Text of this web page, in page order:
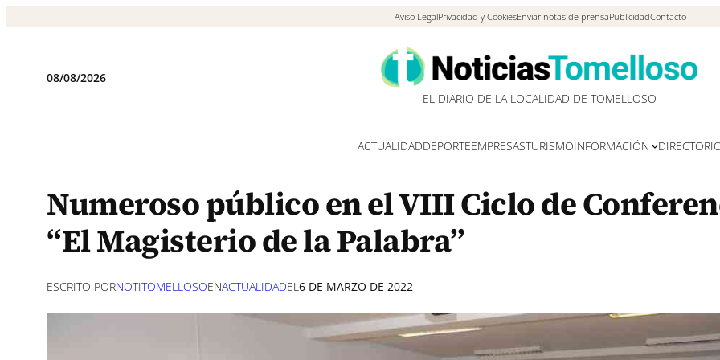
Aviso LegalPrivacidad y CookiesEnviar notas de prensaPublicidadContacto
08/08/2026
EL DIARIO DE LA LOCALIDAD DE TOMELLOSO
ACTUALIDADDEPORTEEMPRESASTURISMOINFORMACIÓN
Numeroso público en el VIII Ciclo de
“El Magisterio de la Palabra”
ESCRITO PORNOTITOMELLOSOENACTUALIDADEL6 DE MARZO DE 2022